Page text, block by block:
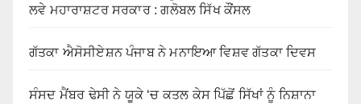
ਲਵੇ ਮਹਾਰਾਸ਼ਟਰ ਸਰਕਾਰ : ਗਲੋਬਲ ਸਿੱਖ ਕੌਂਸਲ
ਗੱਤਕਾ ਐਸੋਸੀਏਸ਼ਨ ਪੰਜਾਬ ਨੇ ਮਨਾਇਆ ਵਿਸ਼ਵ ਗੱਤਕਾ ਦਿਵਸ
ਸੰਸਦ ਮੈਂਬਰ ਢੇਸੀ ਨੇ ਯੂਕੇ ‘ਚ ਕਤਲ ਕੇਸ ਪਿੱਛੋਂ ਸਿੱਖਾਂ ਨੂੰ ਨਿਸ਼ਾਨਾ